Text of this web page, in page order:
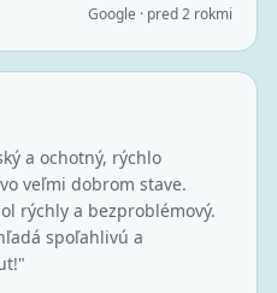
Google · pred 2 rokmi
a ochotný, rýchlo
veľmi dobrom stave.
rýchly a bezproblémový.
spoľahlivú a
"